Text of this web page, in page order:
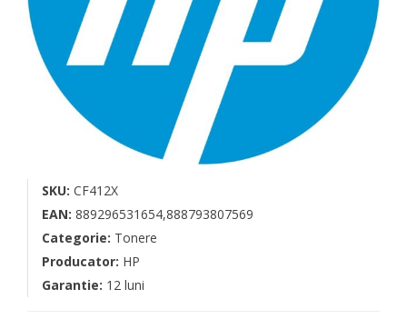
SKU: CF412X
EAN: 889296531654,888793807569
Categorie: Tonere
Producator: HP
Garantie: 12 luni